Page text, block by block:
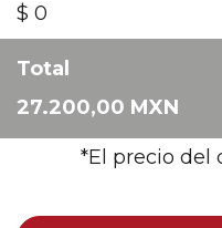
$ 0
Total
27.200,00 MXN
*El precio del